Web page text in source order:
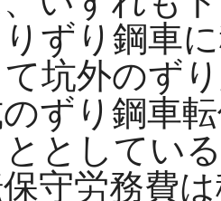
ずり鋼車
坑外のず
ずり鋼車
ととしてい
守労務費